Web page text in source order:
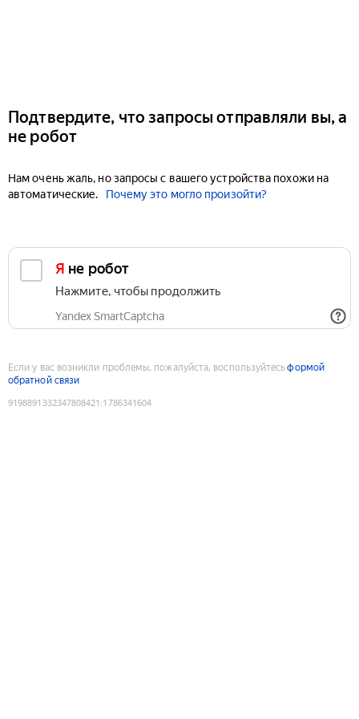
Подтвердите, что запросы отправляли вы, а
не робот
Нам очень жаль, но запросы с вашего устройства похожи на
автоматические.
Почему это могло произойти?
Я не робот
Нажмите, чтобы продолжить
Yandex SmartCaptcha
Если у вас возникли проблемы, пожалуйста, воспользуйтесьформой
обратной связи
9198891332347808421 :1786341604